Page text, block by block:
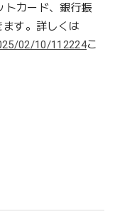
トカード、銀行振
す。詳しくは
02/10/112224こ